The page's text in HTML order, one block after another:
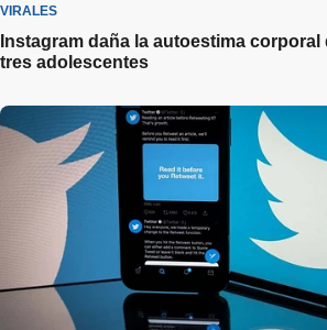
VIRALES
Instagram daña la autoestima corporal
tres adolescentes